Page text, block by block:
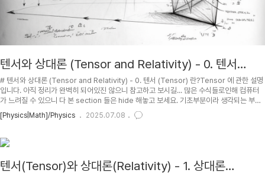
텐서와 상대론 (Tensor and Relativity) - 0. 텐서
(Tensor) 란?
# 텐서와 상대론 (Tensor and Relativity) - 0. 텐서 (Tensor) 란?Tensor 에 관한 설명
입니다. 아직 정리가 완벽히 되어있진 않으니 참고하고 보시길... 많은 수식들로인해 컴퓨터
가 느려질 수 있으니 다 본 section 들은 hide 해놓고 보세요. 기초부분이라 생각되는 부분
빼고는 첫 화면에서는 숨겨 (hide) 놨습니다. Show/Hide 버튼을 눌러서 펼쳐보세요.If
you want English version of this document, go to .## PH 2017-05-28 : To
upgrade. 2014-03-18 : in..
[Physics|Math]/Physics 2025.07.08
텐서(Tensor)와 상대론(Relativity) - 1. 상대론